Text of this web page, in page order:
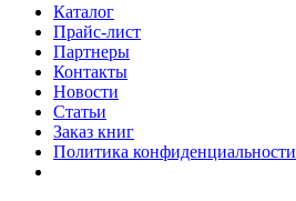
Каталог
Прайс-лист
Партнеры
Контакты
Новости
Статьи
Заказ книг
Политика конфиденциальности